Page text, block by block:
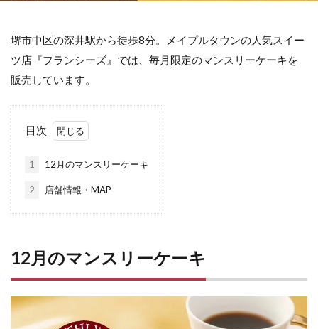
堺市中区の深井駅から徒歩8分。メイプルタウンの人気スイー
ツ店『フランシーズ』では、毎月限定のマンスリーケーキを
販売しています。
目次
1 12月のマンスリーケーキ
2 店舗情報・MAP
12月のマンスリーケーキ